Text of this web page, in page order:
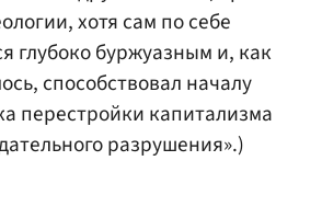
хотя сам по себе
глубоко буржуазным и, как
способствовал началу
перестройки капитализма
разрушения».)